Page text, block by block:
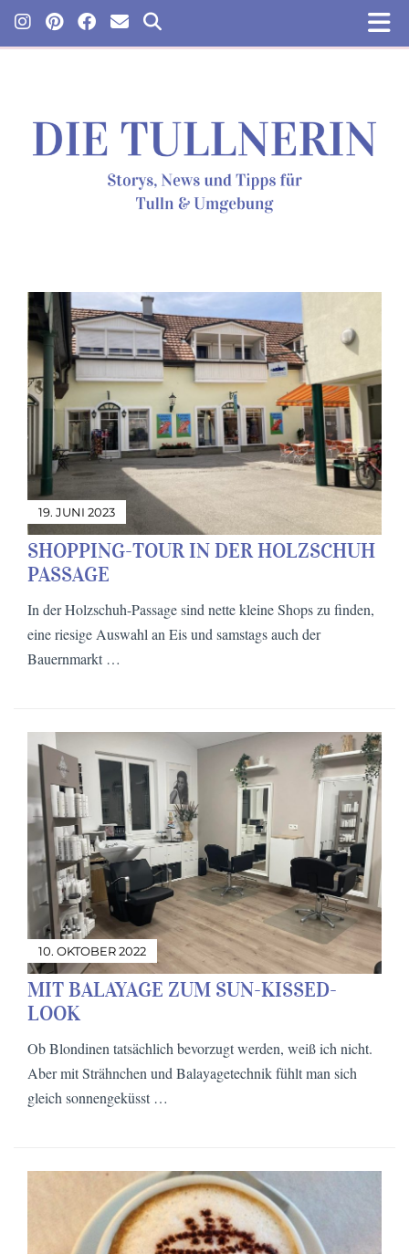
19. JUNI 2023
SHOPPING-TOUR IN DER HOLZSCHUH
PASSAGE
In der Holzschuh-Passage sind nette kleine Shops zu finden,
eine riesige Auswahl an Eis und samstags auch der
Bauernmarkt …
10. OKTOBER 2022
MIT BALAYAGE ZUM SUN-KISSED-
LOOK
Ob Blondinen tatsächlich bevorzugt werden, weiß ich nicht.
Aber mit Strähnchen und Balayagetechnik fühlt man sich
gleich sonnengeküsst …